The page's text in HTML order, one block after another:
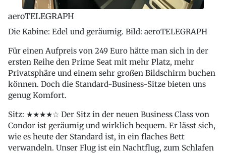
aeroTELEGRAPH
Die Kabine: Edel und geräumig. Bild: aeroTELEGRAPH
Für einen Aufpreis von 249 Euro hätte man sich in der
ersten Reihe den Prime Seat mit mehr Platz, mehr
Privatsphäre und einem sehr großen Bildschirm buchen
können. Doch die Standard-Business-Sitze bieten uns
genug Komfort.
Sitz: ★★★★☆ Der Sitz in der neuen Business Class von
Condor ist geräumig und wirklich bequem. Er lässt sich,
wie es heute der Standard ist, in ein flaches Bett
verwandeln. Unser Flug ist ein Nachtflug, zum Schlafen